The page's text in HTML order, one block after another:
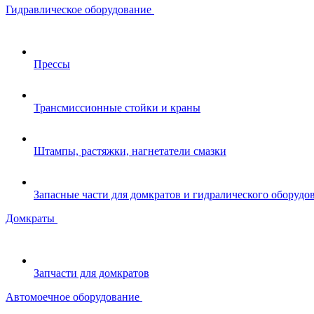
Гидравлическое оборудование
Прессы
Трансмиссионные стойки и краны
Штампы, растяжки, нагнетатели смазки
Запасные части для домкратов и гидралического
Домкраты
Запчасти для домкратов
Автомоечное оборудование